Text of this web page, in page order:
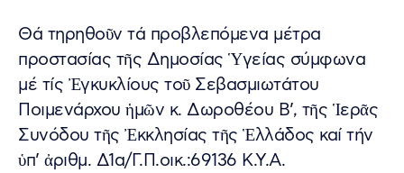
Θά τηρηθοῦν τά προβλεπόμενα μέτρα
προστασίας τῆς Δημοσίας Ὑγείας σύμφωνα
μέ τίς Ἐγκυκλίους τοῦ Σεβασμιωτάτου
Ποιμενάρχου ἡμῶν κ. Δωροθέου Β’, τῆς Ἱερᾶς
Συνόδου τῆς Ἐκκλησίας τῆς Ἑλλάδος καί τήν
ὑπ’ ἀριθμ. Δ1α/Γ.Π.οικ.:69136 Κ.Υ.Α.